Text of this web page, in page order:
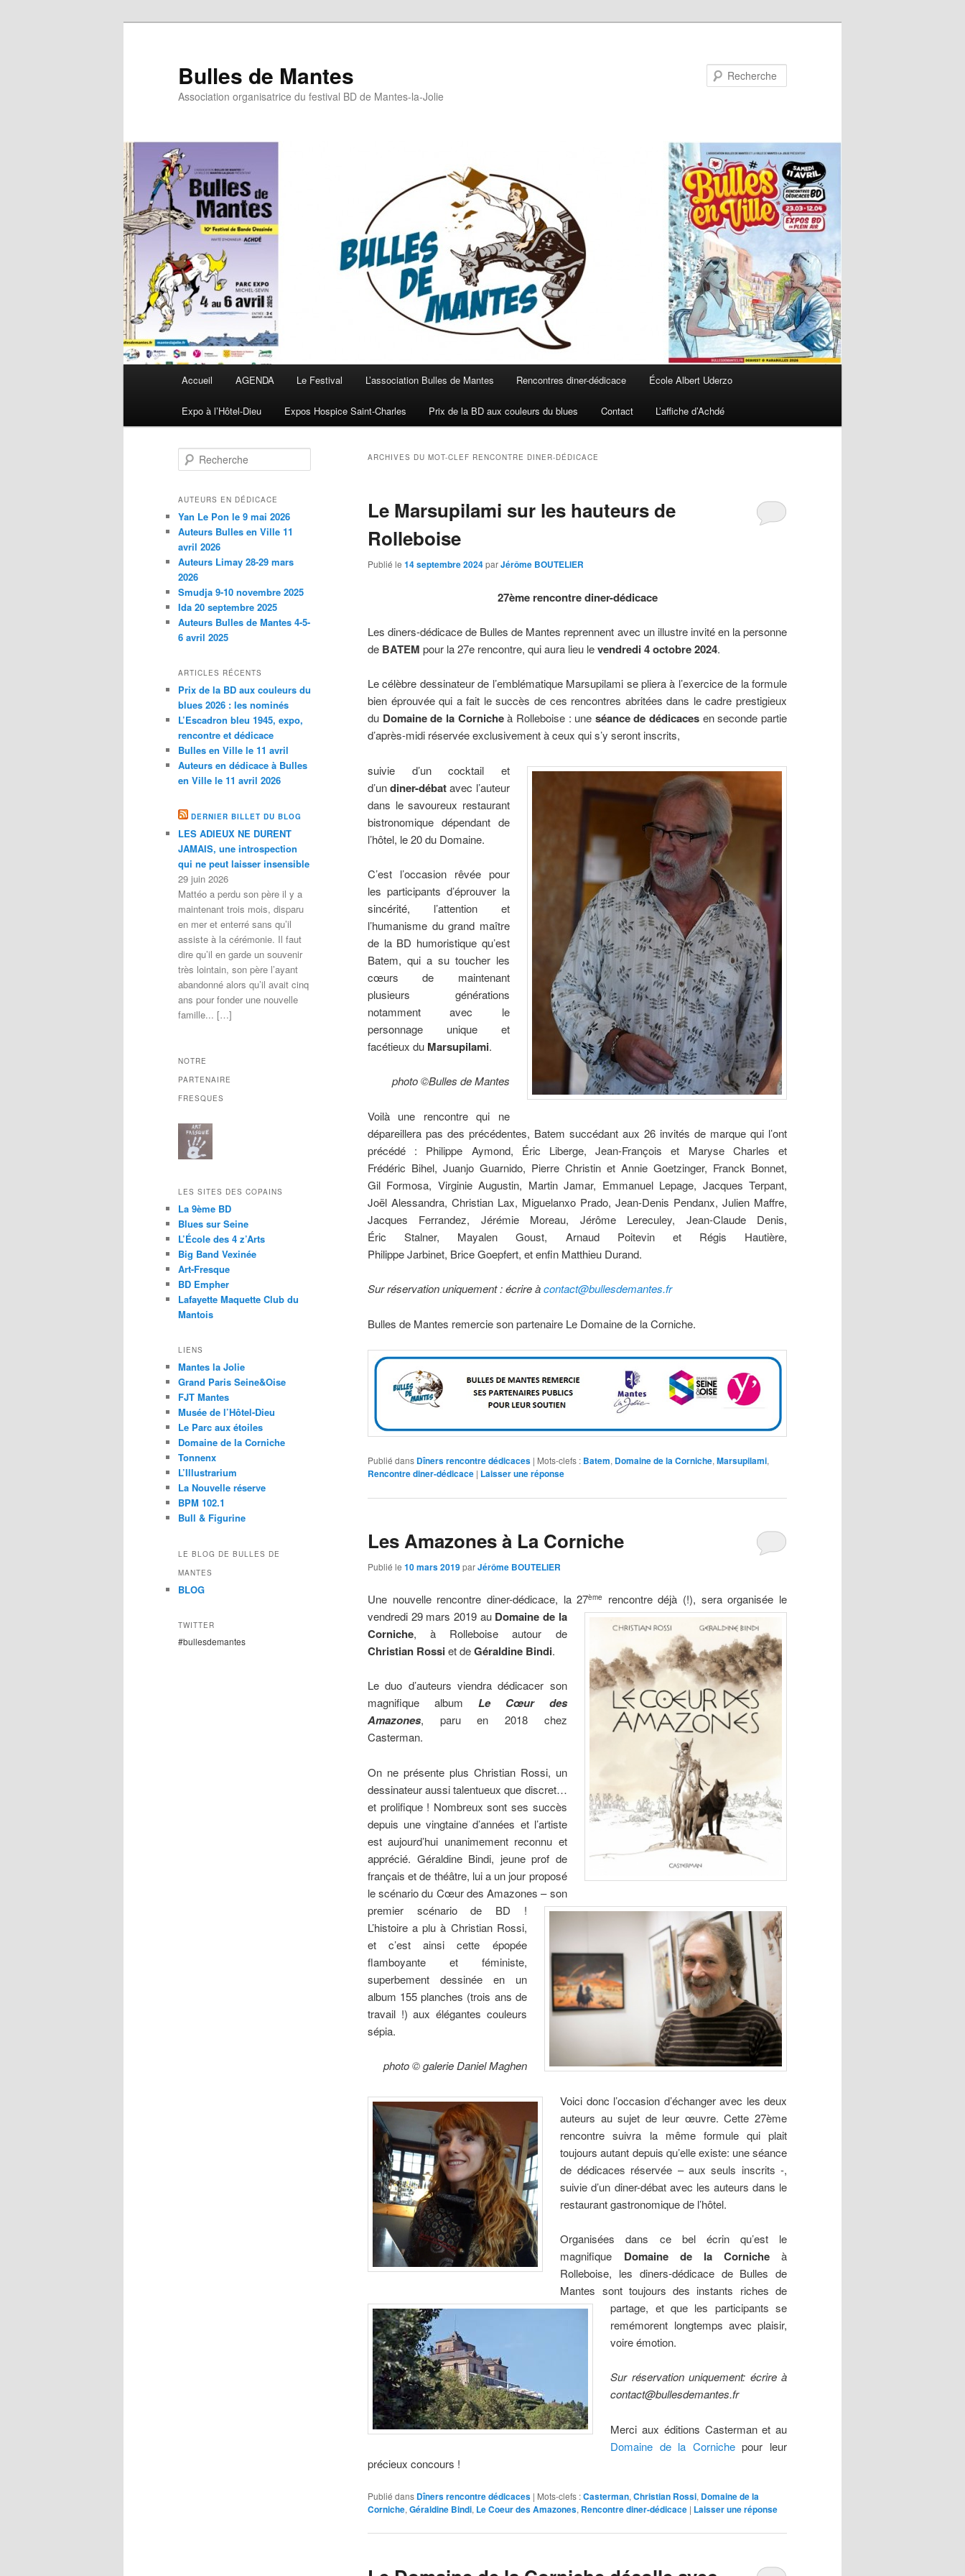
Bulles de Mantes
Association organisatrice du festival BD de Mantes-la-Jolie
Aller au contenu principal
Aller au contenu secondaire
Accueil AGENDA Le Festival L’association Bulles de Mantes Rencontres diner-dédicace École Albert Uderzo
Expo à l’Hôtel-Dieu Expos Hospice Saint-Charles Prix de la BD aux couleurs du blues Contact L’affiche d’Achdé
ARCHIVES DU MOT-CLEF RENCONTRE DINER-DÉDICACE
Le Marsupilami sur les hauteurs de
Rolleboise
Publié le 14 septembre 2024parJérôme BOUTELIER
27ème rencontre diner-dédicace
Les diners-dédicace de Bulles de Mantes reprennent avec un illustre invité en la personne
de BATEM pour la 27e rencontre, qui aura lieu levendredi 4 octobre 2024.
Le célèbre dessinateur de l’emblématique Marsupilami se pliera à l’exercice de la formule
bien éprouvée qui a fait le succès de ces rencontres abritées dans le cadre prestigieux
du Domaine de la Cornicheà Rolleboise : une séance de dédicaces en seconde partie
d’après-midi réservée exclusivement à ceux qui s’y seront inscrits,
suivie d’un cocktail et
d’undiner-débatavec l’auteur
dans le savoureux restaurant
bistronomique dépendant de
l’hôtel, le 20 du Domaine.
C’est l’occasion rêvée pour
les participants d’éprouver la
sincérité, l’attention et
l’humanisme du grand maître
de la BD humoristique qu’est
Batem, qui a su toucher les
cœurs de maintenant
plusieurs générations
notamment avec le
personnage unique et
facétieux du Marsupilami.
photo ©Bulles de Mantes
Voilà une rencontre qui ne
dépareillera pas des précédentes, Batem succédant aux 26 invités de marque qui l’ont
précédé : Philippe Aymond, Éric Liberge, Jean-François et Maryse Charles et
Frédéric Bihel, Juanjo Guarnido, Pierre Christin et Annie Goetzinger, Franck Bonnet,
Gil Formosa, Virginie Augustin, Martin Jamar, Emmanuel Lepage, Jacques Terpant,
Joël Alessandra, Christian Lax, Miguelanxo Prado, Jean-Denis Pendanx, Julien Maffre,
Jacques Ferrandez, Jérémie Moreau, Jérôme Lereculey, Jean-Claude Denis,
Éric Stalner, Mayalen Goust, Arnaud Poitevin et Régis Hautière,
Philippe Jarbinet, Brice Goepfert, et enfin Matthieu Durand.
Sur réservation uniquement :écrire àcontact@bullesdemantes.fr
Bulles de Mantes remercie son partenaire Le Domaine de la Corniche.
Publié dans Dîners rencontre dédicaces | Mots-clefs : Batem, Domaine de la Corniche, Marsupilami,
Rencontre diner-dédicace | Laisser une réponse
Les Amazones à La Corniche
Publié le 10 mars 2019parJérôme BOUTELIER
Une nouvelle rencontre diner-dédicace, la 27ème
rencontre déjà (!), sera organisée le
vendredi 29 mars 2019 au Domaine de la
Corniche, à Rolleboise autour de
Christian Rossiet deGéraldine Bindi.
Le duo d’auteurs viendra dédicacer son
magnifique album Le Cœur des
Amazones, paru en 2018 chez
Casterman.
On ne présente plus Christian Rossi, un
dessinateur aussi talentueux que discret…
et prolifique ! Nombreux sont ses succès
depuis une vingtaine d’années et l’artiste
est aujourd’hui unanimement reconnu et
apprécié. Géraldine Bindi, jeune prof de
français et de théâtre, lui a un jour proposé
lescénario du Cœur des Amazones – son
premier scénario de BD !
L’histoire a plu à Christian Rossi,
et c’est ainsi cette épopée
flamboyante et féministe,
superbement dessinée en un
album 155 planches (trois ans de
travail !) aux élégantes couleurs
sépia.
photo © galerie Daniel Maghen
Voici donc l’occasion d’échanger avec les deux
auteurs au sujet de leur œuvre. Cette 27ème
rencontre suivra la même formule qui plait
toujours autant depuis qu’elle existe: une séance
de dédicaces réservée – aux seuls inscrits -,
suivie d’un diner-débat avec les auteurs dans le
restaurant gastronomique de l’hôtel.
Organisées dans ce bel écrin qu’est le
magnifique Domaine de la Cornicheà
Rolleboise, les diners-dédicace de Bulles de
Mantes sont toujours des instants riches de
partage, et que les participants se
remémorent longtemps avec plaisir,
voire émotion.
Sur réservation uniquement: écrire à
contact@bullesdemantes.fr
Merci aux éditions Casterman et au
Domaine de la Cornichepour leur
précieux concours !
Publié dans Dîners rencontre dédicaces | Mots-clefs :Casterman, Christian Rossi, Domaine de la
Corniche, Géraldine Bindi, Le Coeur des Amazones, Rencontre diner-dédicace | Laisser une réponse
Recherche
AUTEURS EN DÉDICACE
Yan Le Pon le 9 mai 2026
Auteurs Bulles en Ville 11
avril 2026
Auteurs Limay 28-29 mars
2026
Smudja 9-10 novembre 2025
Ida 20 septembre 2025
Auteurs Bulles de Mantes 4-5-
6 avril 2025
ARTICLES RÉCENTS
Prix de la BD aux couleurs du
blues 2026 : les nominés
L’Escadron bleu 1945, expo,
rencontre et dédicace
Bulles en Ville le 11 avril
Auteurs en dédicace à Bulles
en Ville le 11 avril 2026
DERNIER BILLET DU BLOG
LES ADIEUX NE DURENT
JAMAIS, une introspection
qui ne peut laisser insensible
29 juin 2026
Mattéo a perdu son père il y a
maintenant trois mois, disparu
en mer et enterré sans qu’il
assiste à la cérémonie. Il faut
dire qu’il en garde un souvenir
très lointain, son père l’ayant
abandonné alors qu’il avait cinq
ans pour fonder une nouvelle
famille... […]
NOTRE
PARTENAIRE
FRESQUES
LES SITES DES COPAINS
La 9ème BD
Blues sur Seine
L’École des 4 z’Arts
Big Band Vexinée
Art-Fresque
BD Empher
Lafayette Maquette Club du
Mantois
LIENS
Mantes la Jolie
Grand Paris Seine&Oise
FJT Mantes
Musée de l’Hôtel-Dieu
Le Parc aux étoiles
Domaine de la Corniche
Tonnenx
L’Illustrarium
La Nouvelle réserve
BPM 102.1
Bull & Figurine
LE BLOG DE BULLES DE
MANTES
BLOG
TWITTER
#bullesdemantes